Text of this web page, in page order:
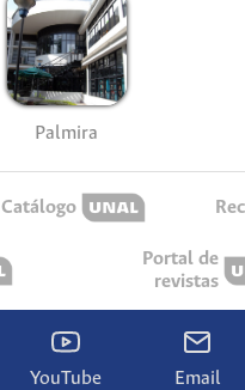
Palmira
Catálogo
Portal de
revistas
YouTube Email